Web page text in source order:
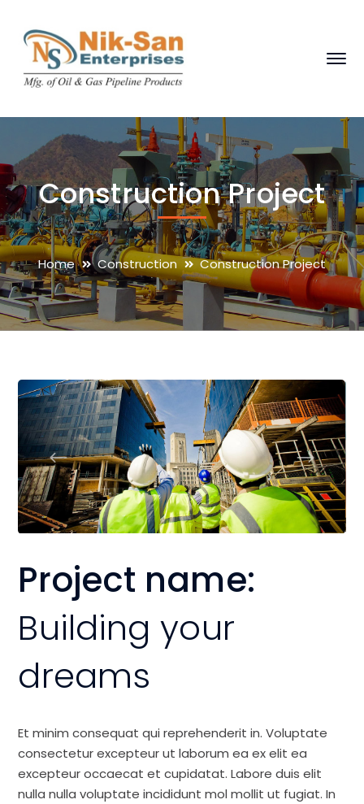
Construction Project
Home Construction Construction Project
Project name:
Building your
dreams
Et minim consequat qui reprehenderit in. Voluptate
consectetur excepteur ut laborum ea ex elit ea
excepteur occaecat et cupidatat. Labore duis elit
nulla nulla voluptate incididunt mol mollit ut fugiat. In